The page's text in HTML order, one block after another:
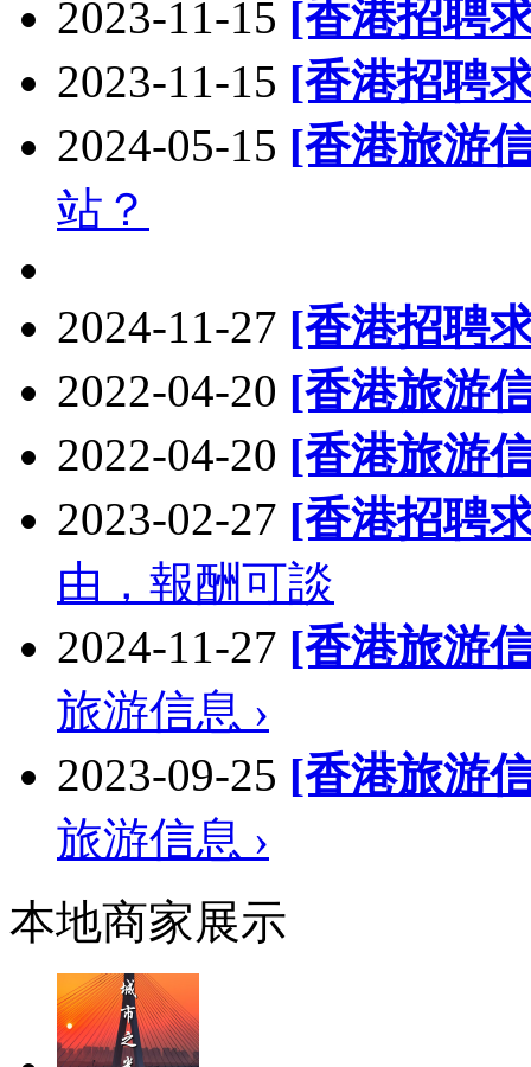
2023-11-15 [香港招聘
2023-11-15 [香港招聘
2024-05-15 [香港旅游
站？
2024-11-27 [香港招聘
2022-04-20 [香港旅游
2022-04-20 [香港旅游
2023-02-27 [香港招聘
由，報酬可談
2024-11-27 [香港旅游
旅游信息 ›
2023-09-25 [香港旅游
旅游信息 ›
本地商家展示